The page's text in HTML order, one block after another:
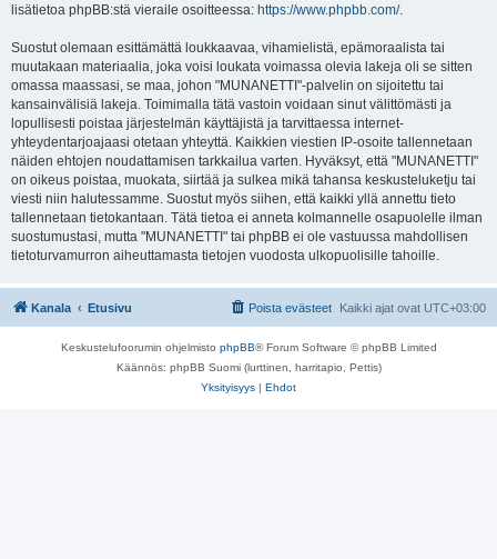
lisätietoa phpBB:stä vieraile osoitteessa: https://www.phpbb.com/.
Suostut olemaan esittämättä loukkaavaa, vihamielistä, epämoraalista tai
muutakaan materiaalia, joka voisi loukata voimassa olevia lakeja oli se sitten
omassa maassasi, se maa, johon "MUNANETTI"-palvelin on sijoitettu tai
kansainvälisiä lakeja. Toimimalla tätä vastoin voidaan sinut välittömästi ja
lopullisesti poistaa järjestelmän käyttäjistä ja tarvittaessa internet-
yhteydentarjoajaasi otetaan yhteyttä. Kaikkien viestien IP-osoite tallennetaan
näiden ehtojen noudattamisen tarkkailua varten. Hyväksyt, että "MUNANETTI"
on oikeus poistaa, muokata, siirtää ja sulkea mikä tahansa keskusteluketju tai
viesti niin halutessamme. Suostut myös siihen, että kaikki yllä annettu tieto
tallennetaan tietokantaan. Tätä tietoa ei anneta kolmannelle osapuolelle ilman
suostumustasi, mutta "MUNANETTI" tai phpBB ei ole vastuussa mahdollisen
tietoturvamurron aiheuttamasta tietojen vuodosta ulkopuolisille tahoille.
Kanala Etusivu Kaikki ajat ovat UTC+03:00
Poista evästeet
Keskustelufoorumin ohjelmisto phpBB® Forum Software © phpBB Limited
Käännös: phpBB Suomi (lurttinen, harritapio, Pettis)
Yksityisyys | Ehdot